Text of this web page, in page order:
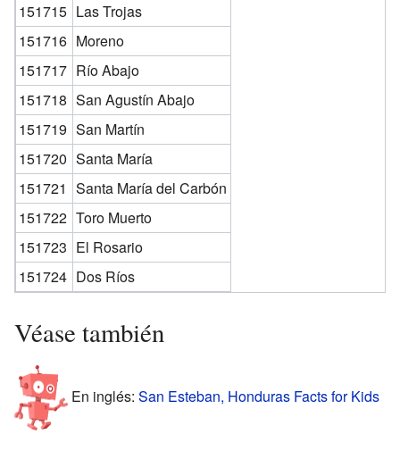
151715 Las Trojas
151716 Moreno
151717 Río Abajo
151718 San Agustín Abajo
151719 San Martín
151720 Santa María
151721 Santa María del Carbón
151722 Toro Muerto
151723 El Rosario
151724 Dos Ríos
Véase también
En inglés: San Esteban, Honduras Facts for Kids